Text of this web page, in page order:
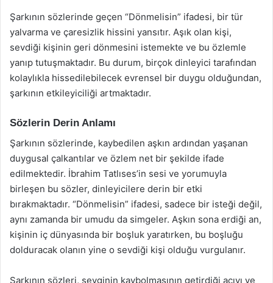
Şarkının sözlerinde geçen “Dönmelisin” ifadesi, bir tür
yalvarma ve çaresizlik hissini yansıtır. Aşık olan kişi,
sevdiği kişinin geri dönmesini istemekte ve bu özlemle
yanıp tutuşmaktadır. Bu durum, birçok dinleyici tarafından
kolaylıkla hissedilebilecek evrensel bir duygu olduğundan,
şarkının etkileyiciliği artmaktadır.
Sözlerin Derin Anlamı
Şarkının sözlerinde, kaybedilen aşkın ardından yaşanan
duygusal çalkantılar ve özlem net bir şekilde ifade
edilmektedir. İbrahim Tatlıses’in sesi ve yorumuyla
birleşen bu sözler, dinleyicilere derin bir etki
bırakmaktadır. “Dönmelisin” ifadesi, sadece bir isteği değil,
aynı zamanda bir umudu da simgeler. Aşkın sona erdiği an,
kişinin iç dünyasında bir boşluk yaratırken, bu boşluğu
dolduracak olanın yine o sevdiği kişi olduğu vurgulanır.
Şarkının sözleri, sevginin kaybolmasının getirdiği acıyı ve